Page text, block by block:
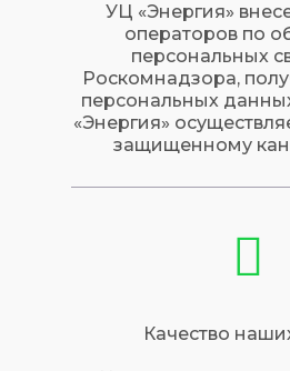
УЦ «Энергия»
операторов по
персональных
Роскомнадзора,
персональных
«Энергия»
защищенному
Качество